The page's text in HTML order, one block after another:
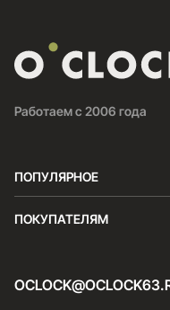
Работаем с 2006 года
ПОПУЛЯРНОЕ
ПОКУПАТЕЛЯМ